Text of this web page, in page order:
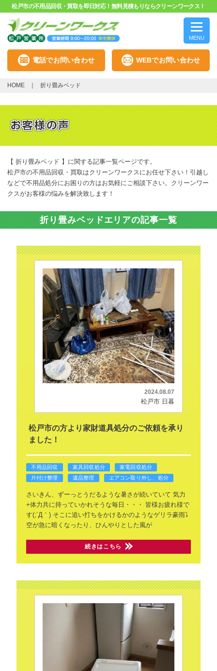
松戸市の不用品回収・買取を即日対応！無料見積もりならクリーンワークス！
MENU
電話でお問い合わせ WEBでお問い合わせ
HOME 折り畳みベッド
【 折り畳みベッド 】に関する記事一覧ページです。
松戸市の不用品回収・買取はクリーンワークスにお任せ下さい！引越し
などで不用品処分にお困りの方はお気軽にご相談下さい。クリーンワー
クスがお客様の悩みを解決致します！
折り畳みベッドエリアの記事一覧
2024.08.07
松戸市 日暮
松戸市の方より家財道具処分のご依頼を承り
ました！
不用品回収 家具回収処分
家電回収処分
片付け整理
遺品整理 エアコン取り外し、処分
さいきん、ずーっとうだるような暑さが続いていて 気力
+体力共に持っていかれそうな毎日・・・
皆様お疲れ様で
す(;´Д｀) そこに追い打ちをかけるかのようなゲリラ豪雨⤵
空が急に暗くなったり、ひんやりとした風が
続きはこちら